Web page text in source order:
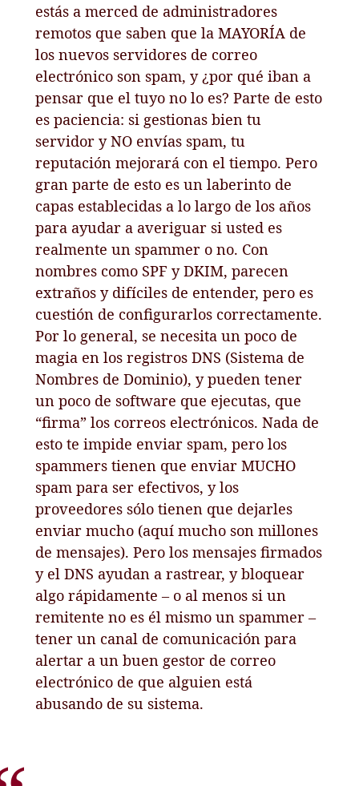
estás a merced de administradores
remotos que saben que la MAYORÍA de
los nuevos servidores de correo
electrónico son spam, y ¿por qué iban a
pensar que el tuyo no lo es? Parte de esto
es paciencia: si gestionas bien tu
servidor y NO envías spam, tu
reputación mejorará con el tiempo. Pero
gran parte de esto es un laberinto de
capas establecidas a lo largo de los años
para ayudar a averiguar si usted es
realmente un spammer o no. Con
nombres como SPF y DKIM, parecen
extraños y difíciles de entender, pero es
cuestión de configurarlos correctamente.
Por lo general, se necesita un poco de
magia en los registros DNS (Sistema de
Nombres de Dominio), y pueden tener
un poco de software que ejecutas, que
“firma” los correos electrónicos. Nada de
esto te impide enviar spam, pero los
spammers tienen que enviar MUCHO
spam para ser efectivos, y los
proveedores sólo tienen que dejarles
enviar mucho (aquí mucho son millones
de mensajes). Pero los mensajes firmados
y el DNS ayudan a rastrear, y bloquear
algo rápidamente – o al menos si un
remitente no es él mismo un spammer –
tener un canal de comunicación para
alertar a un buen gestor de correo
electrónico de que alguien está
abusando de su sistema.